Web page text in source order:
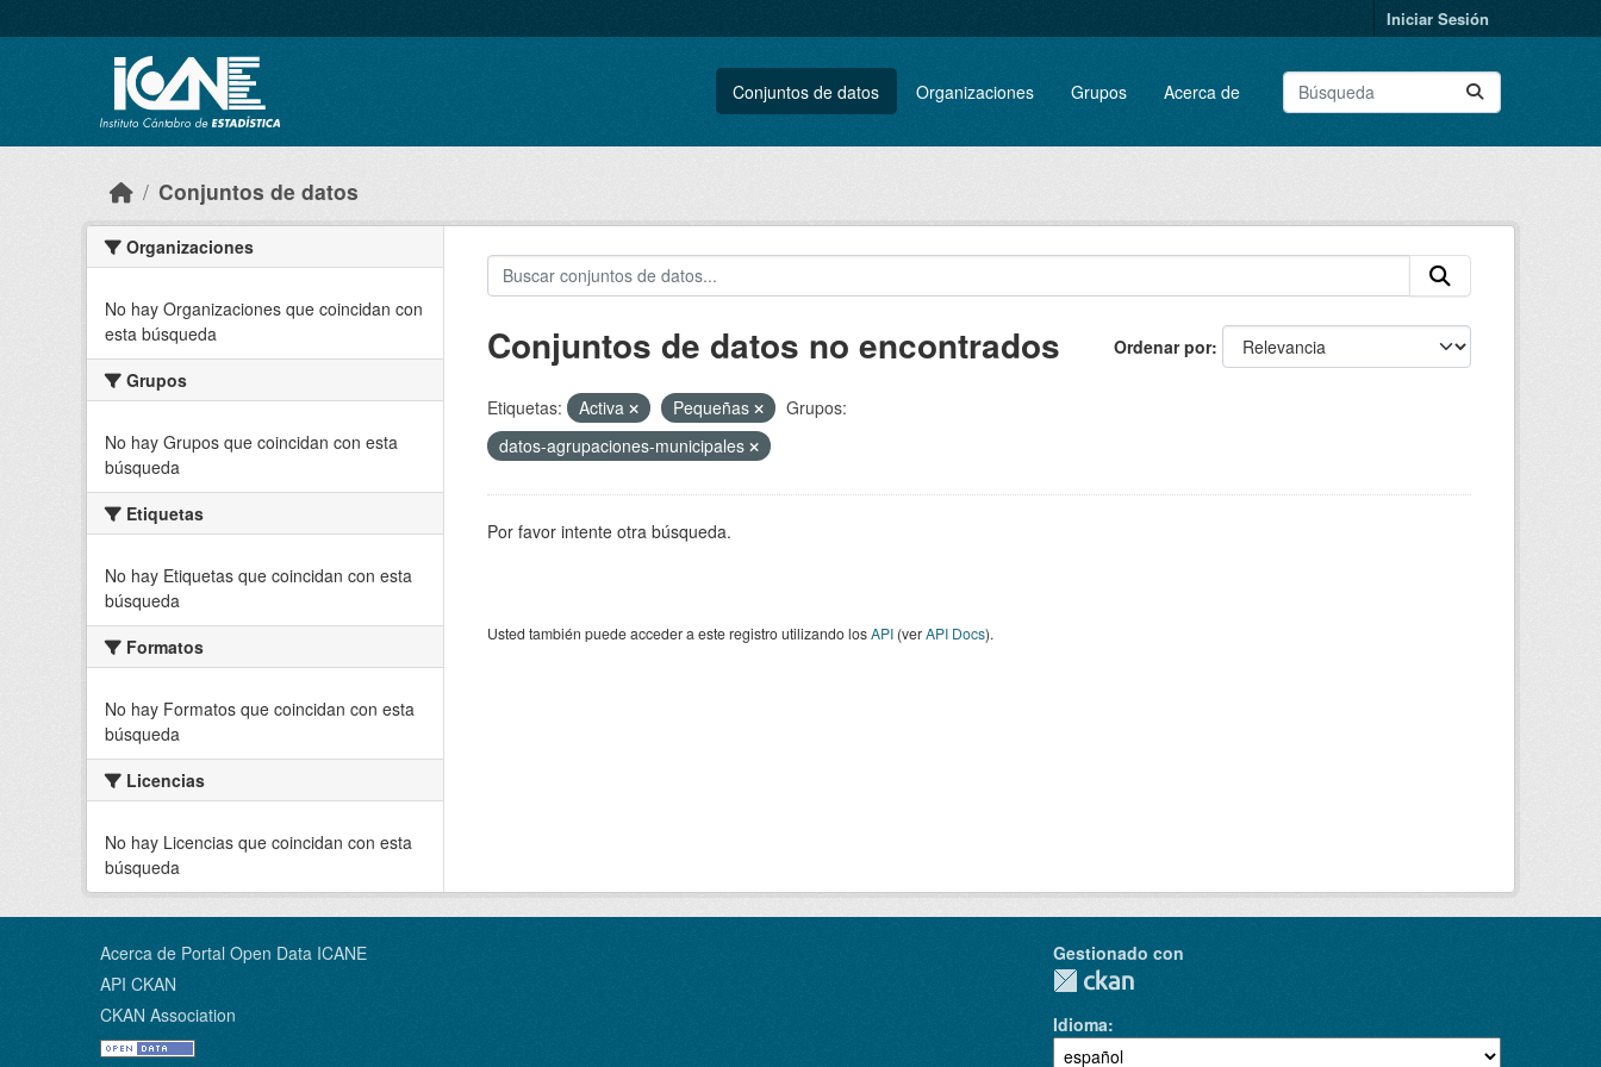
Iniciar Sesión
Conjuntos de datos Organizaciones Grupos Acerca de
Conjuntos de datos
Organizaciones
No hay Organizaciones que coincidan con
esta búsqueda
Grupos
No hay Grupos que coincidan con esta
búsqueda
Etiquetas
No hay Etiquetas que coincidan con esta
búsqueda
Formatos
No hay Formatos que coincidan con esta
búsqueda
Licencias
No hay Licencias que coincidan con esta
búsqueda
Ordenar por
Conjuntos de datos no encontrados
Etiquetas: Activa Pequeñas
Grupos:
datos-agrupaciones-municipales
Por favor intente otra búsqueda.
Usted también puede acceder a este registro utilizando losAPI(verAPI Docs).
Acerca de Portal Open Data ICANE
API CKAN
CKAN Association
Gestionado con
Idioma